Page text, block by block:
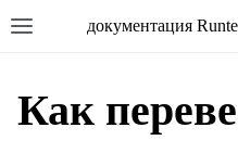
документация
Как